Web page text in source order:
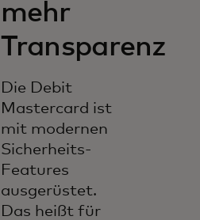
mehr
Transparenz
Die Debit
Mastercard ist
mit modernen
Sicherheits-
Features
ausgerüstet.
Das heißt für